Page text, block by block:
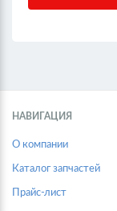
НАВИГАЦИЯ
О компании
Каталог запчастей
Прайс-лист